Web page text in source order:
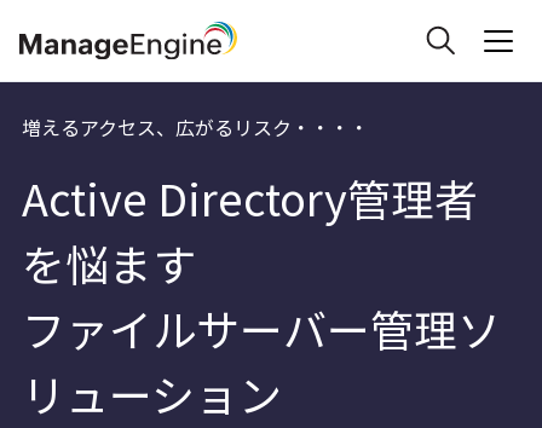
増えるアクセス、広がるリスク・・・・
Active Directory管理者
を悩ます
ファイルサーバー管理ソ
リューション